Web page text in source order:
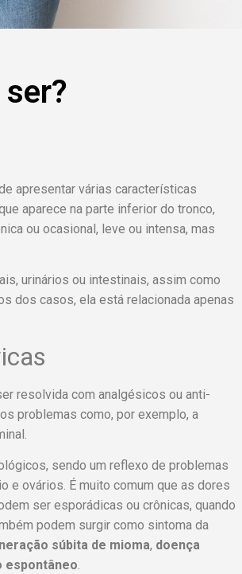
apresentar várias características
aparece na parte inferior do tronco,
ou ocasional, leve ou intensa, mas
urinários ou intestinais, assim como
dos casos, ela está relacionada apenas
resolvida com analgésicos ou anti-
problemas como, por exemplo, a
sendo um reflexo de problemas
e ovários. É muito comum que as dores
ser esporádicas ou crônicas, quando
podem surgir como sintoma da
súbita de mioma, doença
espontâneo.